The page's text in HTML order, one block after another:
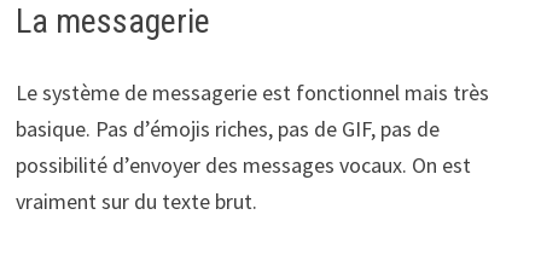
La messagerie
Le système de messagerie est fonctionnel mais très
basique. Pas d’émojis riches, pas de GIF, pas de
possibilité d’envoyer des messages vocaux. On est
vraiment sur du texte brut.